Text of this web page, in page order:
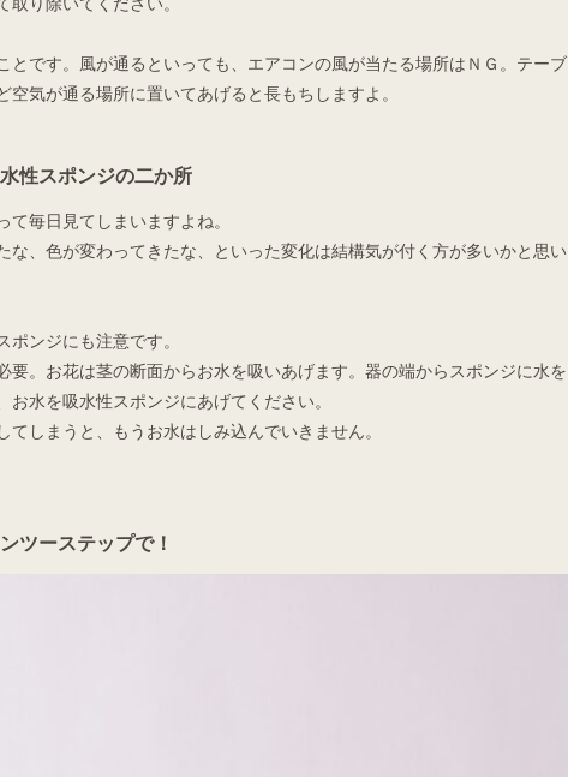
取り除いてください。
とです。風が通るといっても、エアコンの風が当たる場所はＮＧ。テーブ
空気が通る場所に置いてあげると長もちしますよ。
性スポンジの二か所
毎日見てしまいますよね。
な、色が変わってきたな、といった変化は結構気が付く方が多いかと思い
ポンジにも注意です。
要。お花は茎の断面からお水を吸いあげます。器の端からスポンジに水を
お水を吸水性スポンジにあげてください。
てしまうと、もうお水はしみ込んでいきません。
ツーステップで！